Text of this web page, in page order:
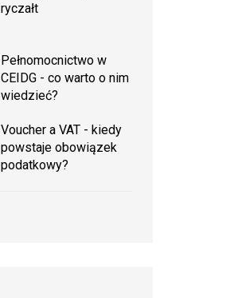
ryczałt
Pełnomocnictwo w
CEIDG - co warto o nim
wiedzieć?
Voucher a VAT - kiedy
powstaje obowiązek
podatkowy?